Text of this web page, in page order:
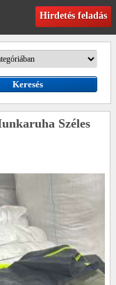
Hirdetés feladás
Széles